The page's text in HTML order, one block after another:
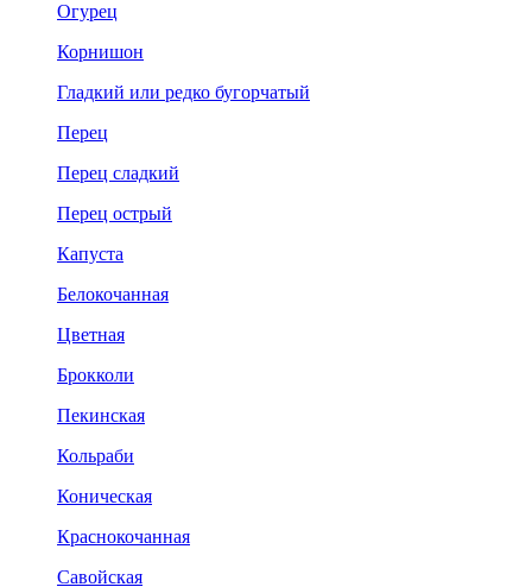
Огурец
Корнишон
Гладкий или редко бугорчатый
Перец
Перец сладкий
Перец острый
Капуста
Белокочанная
Цветная
Брокколи
Пекинская
Кольраби
Коническая
Краснокочанная
Савойская